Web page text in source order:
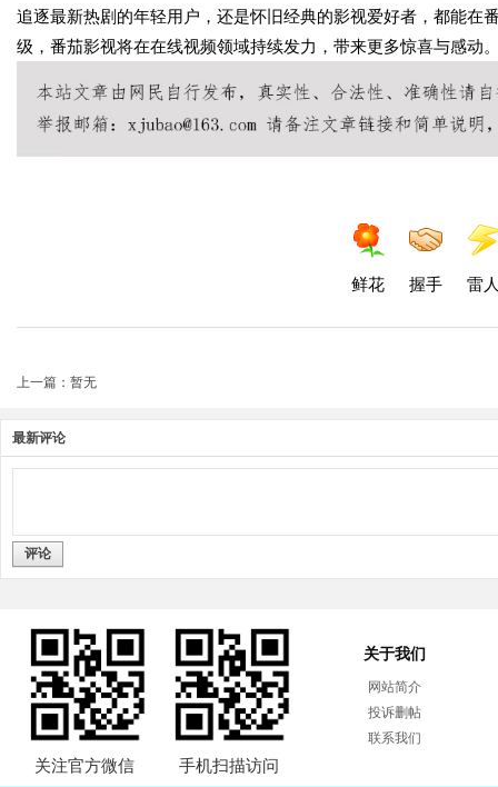
追逐最新热剧的年轻用户，还是怀旧经典的影视爱好者，都能在
级，番茄影视将在在线视频领域持续发力，带来更多惊喜与感动
鲜花 握手 雷
上一篇：暂无
最新评论
评论
关注官方微信 手机扫描访问
关于我们
网站简介
投诉删帖
联系我们